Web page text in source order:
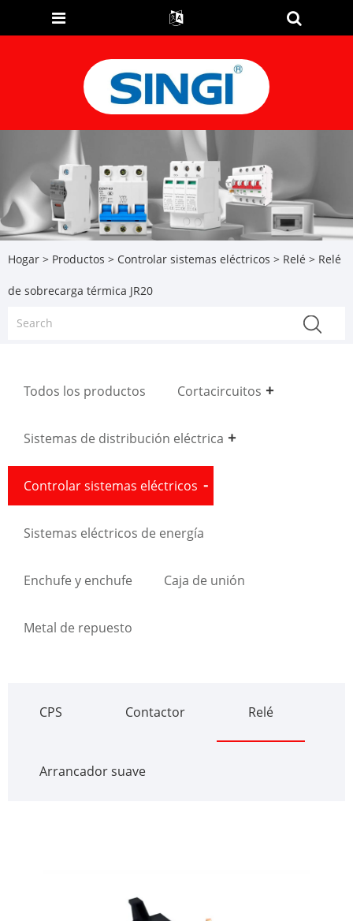
Hogar > Productos > Controlar sistemas eléctricos > Relé > Relé
de sobrecarga térmica JR20
Todos los productos Cortacircuitos
Sistemas de distribución eléctrica
Controlar sistemas eléctricos
Sistemas eléctricos de energía
Enchufe y enchufe Caja de unión
Metal de repuesto
CPS Contactor Relé
Arrancador suave